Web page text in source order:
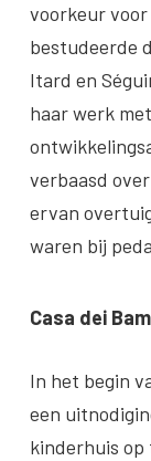
voorkeur
bestudeerde
Itard en
haar werk
verbaasd
ervan
waren bij
Casa dei
In het begin
een
kinderhuis op